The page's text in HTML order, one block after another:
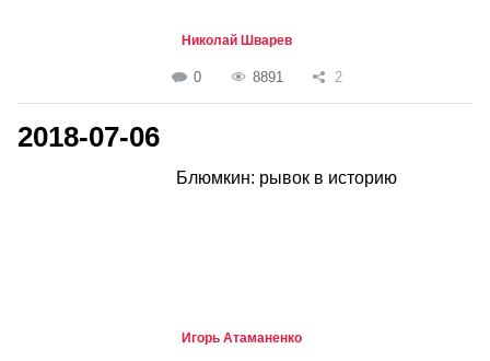
Николай Шварев
0 8891 2
2018-07-06
Блюмкин: рывок в историю
Игорь Атаманенко